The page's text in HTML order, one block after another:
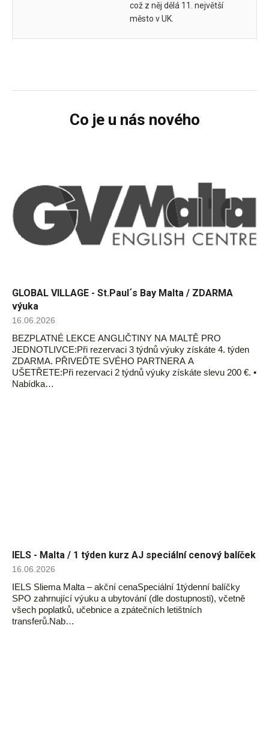
což z něj dělá 11. největší
město v UK.
Co je u nás nového
GLOBAL VILLAGE - St.Paul´s Bay Malta / ZDARMA
výuka
16.06.2026
BEZPLATNÉ LEKCE ANGLIČTINY NA MALTĚ PRO
JEDNOTLIVCE:Při rezervaci 3 týdnů výuky získáte 4. týden
ZDARMA. PŘIVEĎTE SVÉHO PARTNERA A
UŠETŘETE:Při rezervaci 2 týdnů výuky získáte slevu 200 €. •
Nabídka…
IELS - Malta / 1 týden kurz AJ speciální cenový balíček
16.06.2026
IELS Sliema Malta – akční cenaSpeciální 1týdenní balíčky
SPO zahrnující výuku a ubytování (dle dostupnosti), včetně
všech poplatků, učebnice a zpátečních letištních
transferů.Nab…